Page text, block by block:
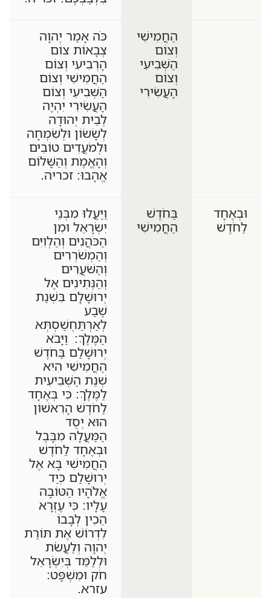
הַחֲמִישִׁי
וְצוֹם
הַשְּׁבִיעִי
וְצוֹם
הָעֲשִׂירִי
כֹּה אָמַר יְהוָה
צְבָאוֹת צוֹם
הָרְבִיעִי וְצוֹם
הַחֲמִישִׁי וְצוֹם
הַשְּׁבִיעִי וְצוֹם
הָעֲשִׂירִי יִהְיֶה
לְבֵית יְהוּדָה
לְשָׂשׂוֹן וּלְשִׂמְחָה
וּלְמֹעֲדִים טוֹבִים
וְהָאֱמֶת וְהַשָּׁלוֹם
אֱהָבוּ: זכריה.
וּבְאֶחָד
לַחֹדֶשׁ
בַּחֹדֶשׁ
הַחֲמִישִׁי
וַיַּעֲלוּ מִבְּנֵי
יִשְׂרָאֵל וּמִן
הַכֹּהֲנִים וְהַלְוִיִּם
וְהַמְשֹׁרְרִים
וְהַשֹּׁעֲרִים
וְהַנְּתִינִים אֶל
יְרוּשָׁלִָם בִּשְׁנַת
שֶׁבַע
לְאַרְתַּחְשַׁסְתְּא
הַמֶּלֶךְ: וַיָּבֹא
יְרוּשָׁלִַם בַּחֹדֶשׁ
הַחֲמִישִׁי הִיא
שְׁנַת הַשְּׁבִיעִית
לַמֶּלֶךְ: כִּי בְּאֶחָד
לַחֹדֶשׁ הָרִאשׁוֹן
הוּא יְסֻד
הַמַּעֲלָה מִבָּבֶל
וּבְאֶחָד לַחֹדֶשׁ
הַחֲמִישִׁי בָּא אֶל
יְרוּשָׁלִַם כְּיַד
אֱלֹהָיו הַטּוֹבָה
עָלָיו: כִּי עֶזְרָא
הֵכִין לְבָבוֹ
לִדְרוֹשׁ אֶת תּוֹרַת
יְהוָה וְלַעֲשֹׂת
וּלְלַמֵּד בְּיִשְׂרָאֵל
חֹק וּמִשְׁפָּט:
עזרא.